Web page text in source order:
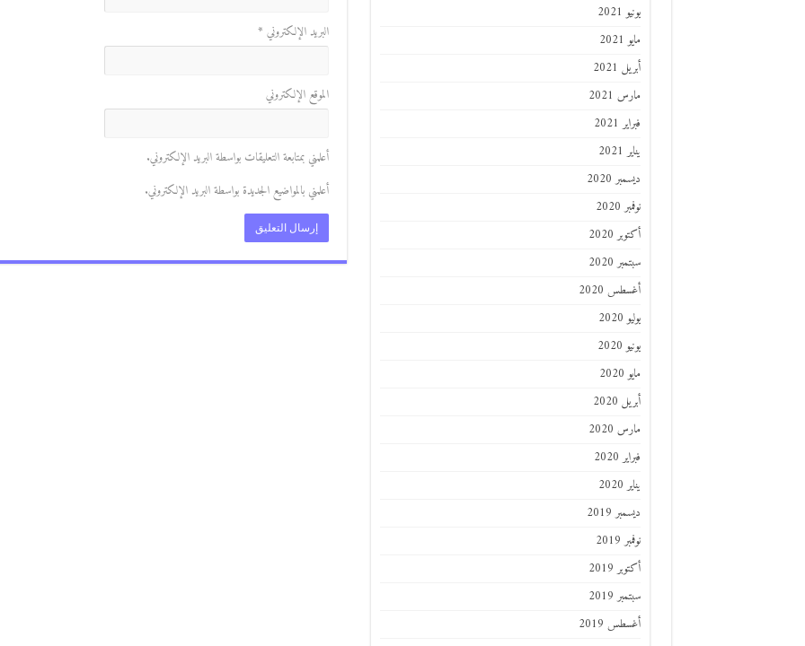
البريد الإلكتروني *
الموقع الإلكتروني
أعلمني بمتابعة التعليقات بواسطة البريد الإلكتروني.
أعلمني بالمواضيع الجديدة بواسطة البريد الإلكتروني.
يونيو 2021
مايو 2021
أبريل 2021
مارس 2021
فبراير 2021
يناير 2021
ديسمبر 2020
نوفمبر 2020
أكتوبر 2020
سبتمبر 2020
أغسطس 2020
يوليو 2020
يونيو 2020
مايو 2020
أبريل 2020
مارس 2020
فبراير 2020
يناير 2020
ديسمبر 2019
نوفمبر 2019
أكتوبر 2019
سبتمبر 2019
أغسطس 2019